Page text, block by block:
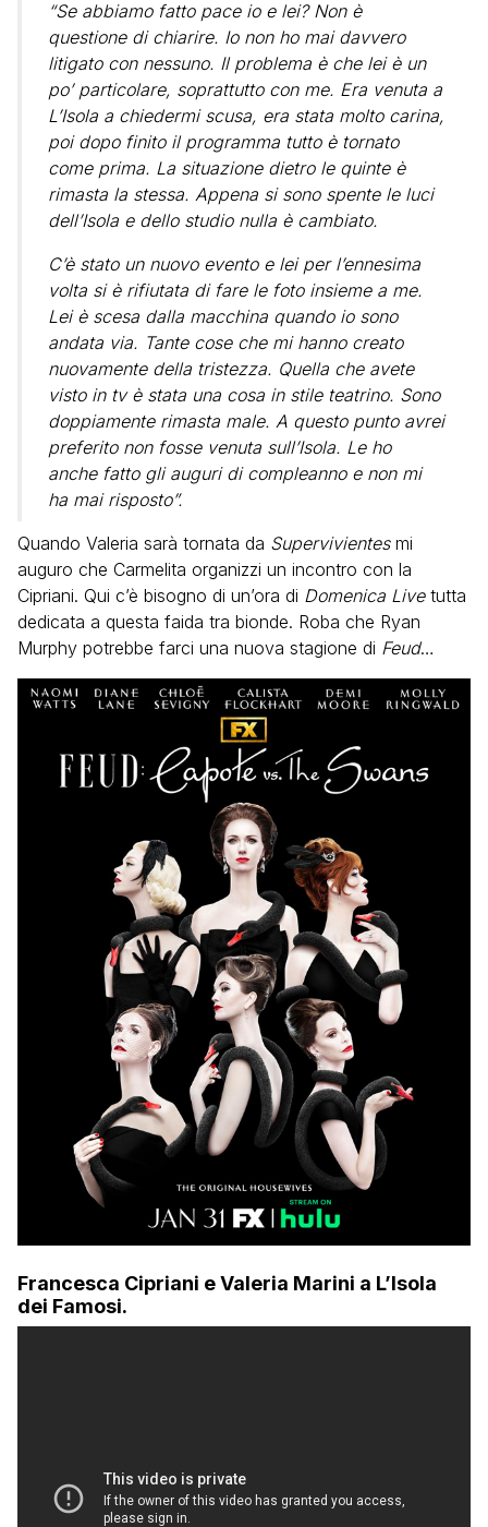
“Se abbiamo fatto pace io e lei? Non è
questione di chiarire. Io non ho mai davvero
litigato con nessuno. Il problema è che lei è un
po’ particolare, soprattutto con me. Era venuta a
L’Isola a chiedermi scusa, era stata molto carina,
poi dopo finito il programma tutto è tornato
come prima. La situazione dietro le quinte è
rimasta la stessa. Appena si sono spente le luci
dell’Isola e dello studio nulla è cambiato.
C’è stato un nuovo evento e lei per l’ennesima
volta si è rifiutata di fare le foto insieme a me.
Lei è scesa dalla macchina quando io sono
andata via. Tante cose che mi hanno creato
nuovamente della tristezza. Quella che avete
visto in tv è stata una cosa in stile teatrino. Sono
doppiamente rimasta male. A questo punto avrei
preferito non fosse venuta sull’Isola. Le ho
anche fatto gli auguri di compleanno e non mi
ha mai risposto”.
Quando Valeria sarà tornata da Supervivientesmi
auguro che Carmelita organizzi un incontro con la
Cipriani. Qui c’è bisogno di un’ora di Domenica Livetutta
dedicata a questa faida tra bionde. Roba che Ryan
Murphy potrebbe farci una nuova stagione di Feud…
Francesca Cipriani e Valeria Marini a L’Isola
dei Famosi.